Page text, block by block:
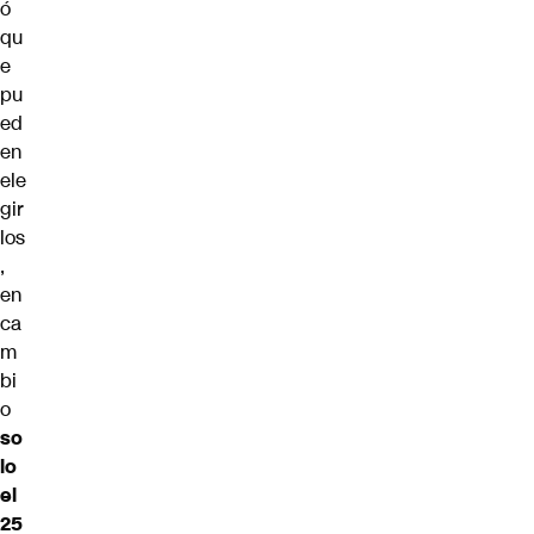
ó
qu
e
pu
ed
en
ele
gir
los
,
en
ca
m
bi
o
so
lo
el
25